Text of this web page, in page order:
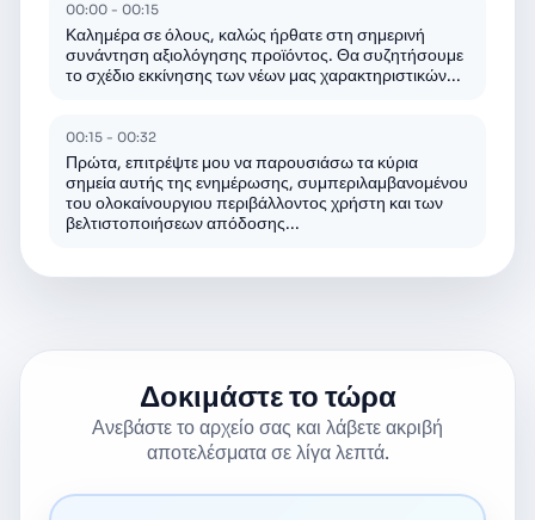
00:00 - 00:15
Καλημέρα σε όλους, καλώς ήρθατε στη σημερινή
συνάντηση αξιολόγησης προϊόντος. Θα συζητήσουμε
το σχέδιο εκκίνησης των νέων μας χαρακτηριστικών...
00:15 - 00:32
Πρώτα, επιτρέψτε μου να παρουσιάσω τα κύρια
σημεία αυτής της ενημέρωσης, συμπεριλαμβανομένου
του ολοκαίνουργιου περιβάλλοντος χρήστη και των
βελτιστοποιήσεων απόδοσης...
Δοκιμάστε το τώρα
Ανεβάστε το αρχείο σας και λάβετε ακριβή
αποτελέσματα σε λίγα λεπτά.